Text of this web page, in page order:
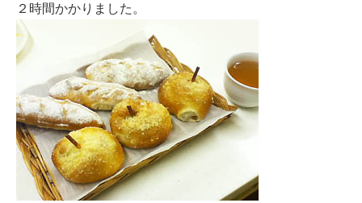
２時間かかりました。